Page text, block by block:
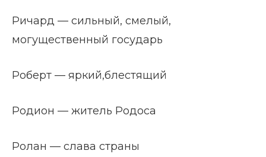
Ричард — сильный, смелый,
могущественный государь
Роберт — яркий,блестящий
Родион — житель Родоса
Ролан — слава страны